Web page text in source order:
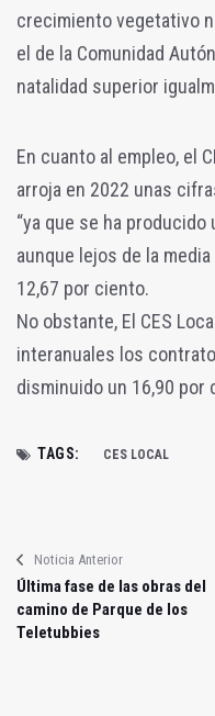
crecimiento vegetativo
el de la Comunidad
natalidad superior
En cuanto al empleo, el
arroja en 2022 unas
“ya que se ha
aunque lejos de la
12,67 por ciento.
No obstante, El CES
interanuales los
disminuido un 16,90 por
TAGS: CES LOCAL
Noticia Anterior
Última fase de las obras del
camino de Parque de los
Teletubbies